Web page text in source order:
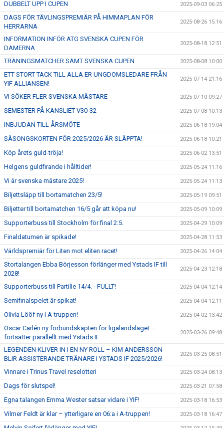
DUBBELT UPP I CUPEN 2025-09-03 06:25
DAGS FÖR TÄVLINGSPREMIÄR PÅ HIMMAPLAN FÖR
HERRARNA
2025-08-26 15:16
INFORMATION INFÖR ATG SVENSKA CUPEN FÖR
DAMERNA
2025-08-18 12:51
TRÄNINGSMATCHER SAMT SVENSKA CUPEN 2025-08-08 10:00
ETT STORT TACK TILL ALLA ER UNGDOMSLEDARE FRÅN
YIF ALLIANSEN!
2025-07-14 21:16
VI SÖKER FLER SVENSKA MÄSTARE 2025-07-10 09:27
SEMESTER PÅ KANSLIET V30-32 2025-07-08 10:13
INBJUDAN TILL ÅRSMÖTE 2025-06-18 19:04
SÄSONGSKORTEN FÖR 2025/2026 ÄR SLÄPPTA! 2025-06-18 10:21
Köp årets guld-tröja! 2025-06-02 13:51
Helgens guldfirande i hålltider! 2025-05-24 11:16
Vi är svenska mästare 2025! 2025-05-24 11:13
Biljettsläpp till bortamatchen 23/5! 2025-05-19 09:51
Biljetter till bortamatchen 16/5 går att köpa nu! 2025-05-09 10:09
Supporterbuss till Stockholm för final 2:5. 2025-04-29 10:09
Finaldatumen är spikade! 2025-04-28 11:53
Världspremiär för Liten mot eliten racet! 2025-04-26 14:04
Stortalangen Ebba Börjesson förlänger med Ystads IF till
2028!
2025-04-23 12:18
Supporterbuss till Partille 14/4. - FULLT! 2025-04-04 12:14
Semifinalspelet är spikat! 2025-04-04 12:11
Olivia Lööf ny i A-truppen! 2025-04-02 13:42
Oscar Carlén ny förbundskapten för ligalandslaget –
fortsätter parallellt med Ystads IF
2025-03-26 09:48
LEGENDEN KLIVER IN I EN NY ROLL – KIM ANDERSSON
BLIR ASSISTERANDE TRÄNARE I YSTADS IF 2025/2026!
2025-03-25 08:51
Vinnare i Trinus Travel reselotteri 2025-03-24 08:13
Dags för slutspel! 2025-03-21 07:58
Egna talangen Emma Wester satsar vidare i YIF! 2025-03-18 16:53
Vilmer Feldt är klar – ytterligare en 06:a i A-truppen! 2025-03-18 16:47